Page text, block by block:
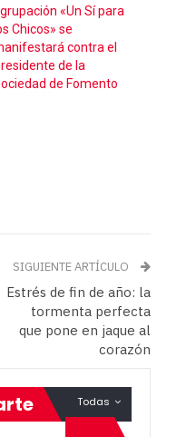
«Un Sí para
Chicos» se
contra el
de la
de Fomento
SIGUIENTE ARTÍCULO
Estrés de fin de año: la
tormenta perfecta
que pone en jaque al
corazón
Todas